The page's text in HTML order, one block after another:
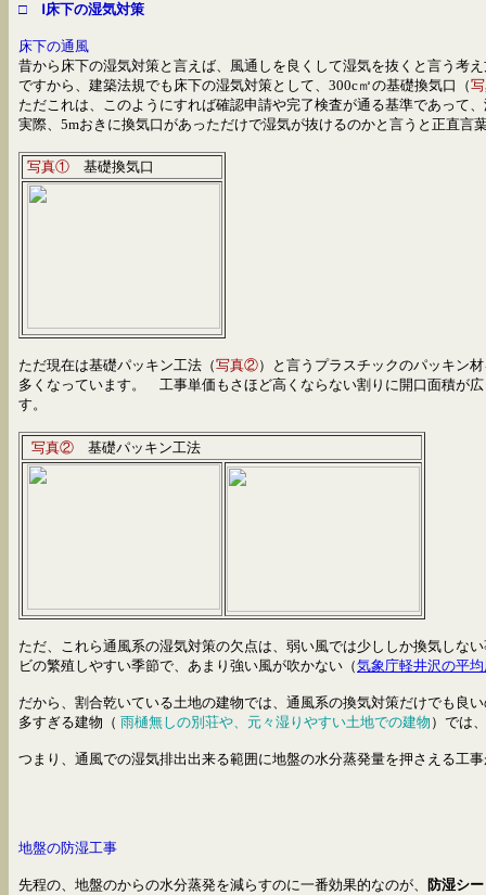
□ Ⅰ床下の湿気対策
床下の通風
昔から床下の湿気対策と言えば、風通しを良くして湿気を抜くと言う考
ですから、建築法規でも床下の湿気対策として、300c㎡の基礎換気口（
ただこれは、このようにすれば確認申請や完了検査が通る基準であって
実際、5mおきに換気口があっただけで湿気が抜けるのかと言うと正直言
写真① 基礎換気口
ただ現在は基礎パッキン工法（写真②）と言うプラスチックのパッキン
多くなっています。 工事単価もさほど高くならない割りに開口面積が
す。
写真② 基礎パッキン工法
ただ、これら通風系の湿気対策の欠点は、弱い風では少ししか換気し
ビの繁殖しやすい季節で、あまり強い風が吹かない（気象庁軽井沢の平
だから、割合乾いている土地の建物では、通風系の換気対策だけでも良
多すぎる建物（ 雨樋無しの別荘や、 元々湿りやすい土地での建物 ）では
つまり、通風での湿気排出出来る範囲に地盤の水分蒸発量を押さえる工
地盤の防湿工事
先程の、地盤のからの水分蒸発を減らすのに一番効果的なのが、
防湿シ